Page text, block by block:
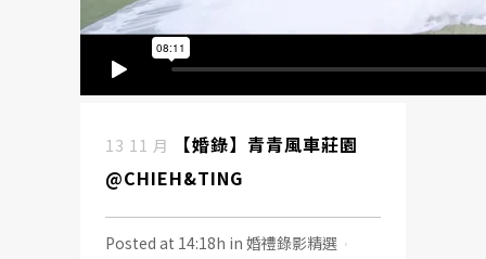
13 11 月
【婚錄】青青風車莊園
@CHIEH&TING
Posted at 14:18h in 婚禮錄影精選